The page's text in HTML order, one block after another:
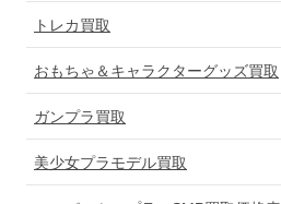
トレカ買取
おもちゃ＆キャラクターグッズ買取
ガンプラ買取
美少女プラモデル買取